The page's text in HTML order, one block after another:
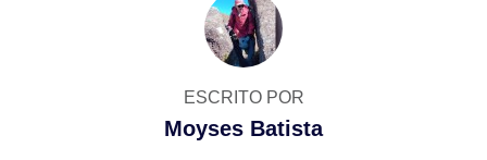
ESCRITO POR
Moyses Batista